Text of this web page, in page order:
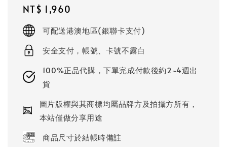
Regular
price
NT$ 1,960
可配送港澳地區(銀聯卡支付)
安全支付，帳號、卡號不露白
100%正品代購，下單完成付款後約2~4週出
貨
圖片版權與其商標均屬品牌方及拍攝方所有，
本站僅做分享用途
商品尺寸於結帳時備註